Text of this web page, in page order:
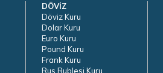
DÖVİZ
Döviz Kuru
Dolar Kuru
Euro Kuru
Pound Kuru
Frank Kuru
Rus Rublesi Kuru